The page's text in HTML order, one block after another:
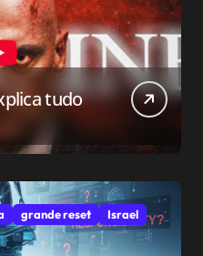
tudo
grande reset
Israel